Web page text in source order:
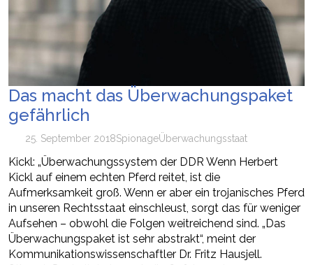
Das macht das Überwachungspaket
gefährlich
25. September 2018SpionageÜberwachungsstaat
Kickl: „Überwachungssystem der DDR Wenn Herbert
Kickl auf einem echten Pferd reitet, ist die
Aufmerksamkeit groß. Wenn er aber ein trojanisches Pferd
in unseren Rechtsstaat einschleust, sorgt das für weniger
Aufsehen – obwohl die Folgen weitreichend sind. „Das
Überwachungspaket ist sehr abstrakt“, meint der
Kommunikationswissenschaftler Dr. Fritz Hausjell.